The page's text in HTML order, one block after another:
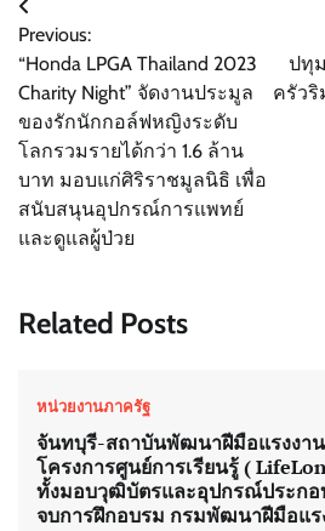
แนะแนว
เรื่อง
Previous:
“Honda LPGA Thailand 2023
Charity Night” จัดงานประมูล
ของรักนักกอล์ฟหญิงระดับ
โลกรวมรายได้กว่า 1.6 ล้าน
บาท มอบแก่ศิริราชมูลนิธิ เพื่อ
สนับสนุนอุปกรณ์การแพทย์
และดูแลผู้ป่วย
ปทุ
ครัว
Related Posts
หน่วยงานภาครัฐ
จันทบุรี-สถาบันพัฒนาฝีมือแรงงาน
โครงการศูนย์การเรียนรู้ (
ทั้งมอบวุฒิบัตรและอุปกรณ์ประกอ
จบการฝึกอบรม กรมพัฒนาฝีมือแร